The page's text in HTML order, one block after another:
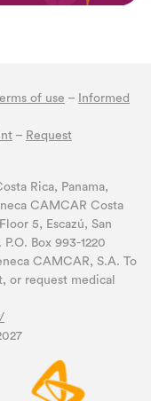
of use –
Informed
– Request
Rica, Panama,
CAMCAR Costa
5, Escazú, San
Box 993-1220
CAMCAR, S.A. To
or request medical